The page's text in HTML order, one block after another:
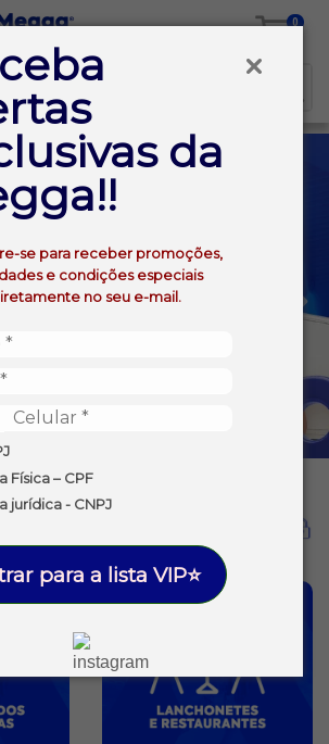
da
se para receber promoções,
e condições especiais
no seu e-mail.
Física – CPF
jurídica - CNPJ
para a lista VIP⭐
0